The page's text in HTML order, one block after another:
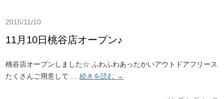
2015/11/10
11月10日桃谷店オープン♪
桃谷店オープンしました☆ ふわふわあったかいアウトドアフリース
たくさんご用意して …続きを読む →